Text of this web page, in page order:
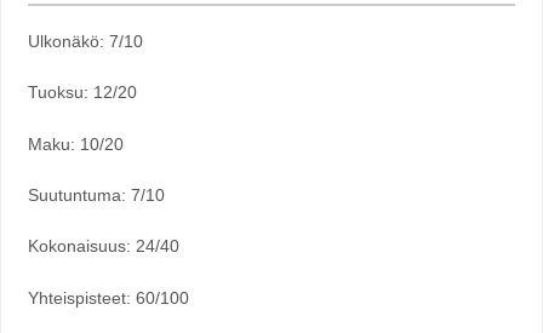
Ulkonäkö: 7/10
Tuoksu: 12/20
Maku: 10/20
Suutuntuma: 7/10
Kokonaisuus: 24/40
Yhteispisteet: 60/100